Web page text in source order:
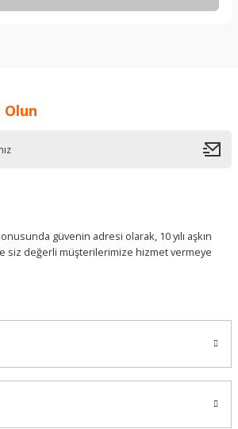
bozuk veya görüntülenemiyor.
Olun
güvenin adresi olarak, 10 yılı aşkın
siz değerli müşterilerimize hizmet vermeye